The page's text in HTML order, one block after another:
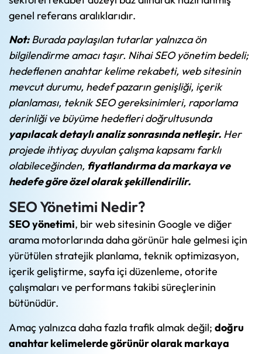
genel referans aralıklarıdır.
Not:Burada paylaşılan tutarlar yalnızca ön
bilgilendirme amacı taşır. Nihai SEO yönetim bedeli;
hedeflenen anahtar kelime rekabeti, web sitesinin
mevcut durumu, hedef pazarın genişliği, içerik
planlaması, teknik SEO gereksinimleri, raporlama
derinliği ve büyüme hedefleri doğrultusunda
yapılacak detaylı analiz sonrasında netleşir. Her
projede ihtiyaç duyulan çalışma kapsamı farklı
olabileceğinden, fiyatlandırma da markaya ve
hedefe göre özel olarak şekillendirilir.
SEO Yönetimi Nedir?
SEO yönetimi, bir web sitesinin Google ve diğer
arama motorlarında daha görünür hale gelmesi için
yürütülen stratejik planlama, teknik optimizasyon,
içerik geliştirme, sayfa içi düzenleme, otorite
çalışmaları ve performans takibi süreçlerinin
bütünüdür.
Amaç yalnızca daha fazla trafik almak değil; doğru
anahtar kelimelerde görünür olarak markaya